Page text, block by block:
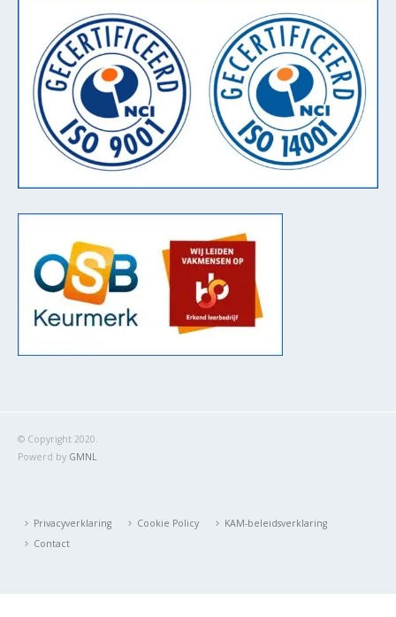
© Copyright 2020.
Powerd by GMNL
Privacyverklaring Cookie Policy
KAM-beleidsverklaring
Contact